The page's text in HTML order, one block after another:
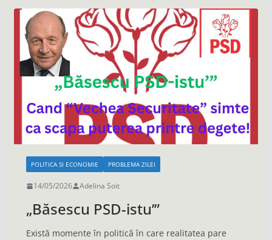
POLITICA SI ECONOMIE PROBLEMA ZILEI
14/05/2026 Adelina Soit
„Băsescu PSD-istu’”
Există momente în politică în care realitatea pare